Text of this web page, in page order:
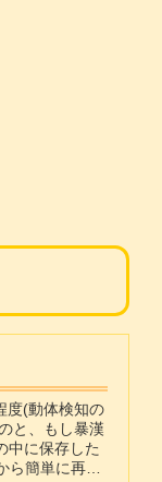
度(動体検知の
と、もし暴漢
中に保存した
ら簡単に再